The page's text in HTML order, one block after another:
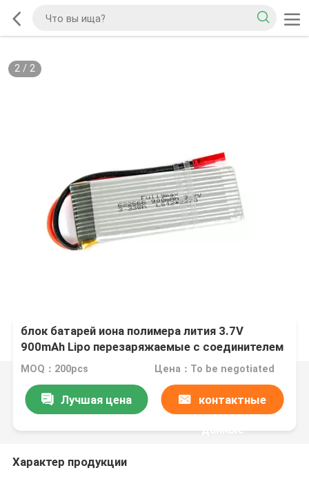
2/ 2
блок батарей иона полимера лития 3.7V
900mAh Lipo перезаряжаемые с соединителем
JST
MOQ：200pcs Цена：To be negotiated
Лучшая цена контактные
данные
Характер продукции